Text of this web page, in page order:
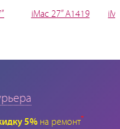
iMac 27” A1419
5% на ремонт*